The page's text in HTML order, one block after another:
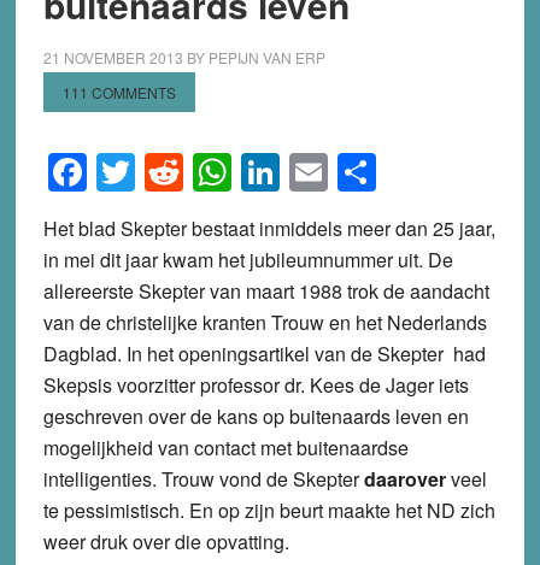
21 NOVEMBER 2013 BY PEPIJN VAN ERP
111 COMMENTS
Facebook
Twitter
Reddit
WhatsApp
LinkedIn
EmailShare
Het blad Skepter bestaat inmiddels meer dan 25 jaar,
in mei dit jaar kwam het jubileumnummer uit. De
allereerste Skepter van maart 1988 trok de aandacht
van de christelijke kranten Trouw en het Nederlands
Dagblad. In het openingsartikel van de Skepter had
Skepsis voorzitter professor dr. Kees de Jager iets
geschreven over de kans op buitenaards leven en
mogelijkheid van contact met buitenaardse
intelligenties. Trouw vond de Skepterdaaroverveel
te pessimistisch. En op zijn beurt maakte het ND zich
weer druk over die opvatting.